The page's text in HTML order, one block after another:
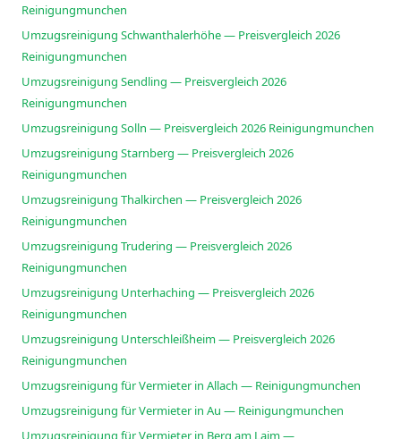
Reinigungmunchen
Umzugsreinigung Schwanthalerhöhe — Preisvergleich 2026
Reinigungmunchen
Umzugsreinigung Sendling — Preisvergleich 2026
Reinigungmunchen
Umzugsreinigung Solln — Preisvergleich 2026 Reinigungmunchen
Umzugsreinigung Starnberg — Preisvergleich 2026
Reinigungmunchen
Umzugsreinigung Thalkirchen — Preisvergleich 2026
Reinigungmunchen
Umzugsreinigung Trudering — Preisvergleich 2026
Reinigungmunchen
Umzugsreinigung Unterhaching — Preisvergleich 2026
Reinigungmunchen
Umzugsreinigung Unterschleißheim — Preisvergleich 2026
Reinigungmunchen
Umzugsreinigung für Vermieter in Allach — Reinigungmunchen
Umzugsreinigung für Vermieter in Au — Reinigungmunchen
Umzugsreinigung für Vermieter in Berg am Laim —